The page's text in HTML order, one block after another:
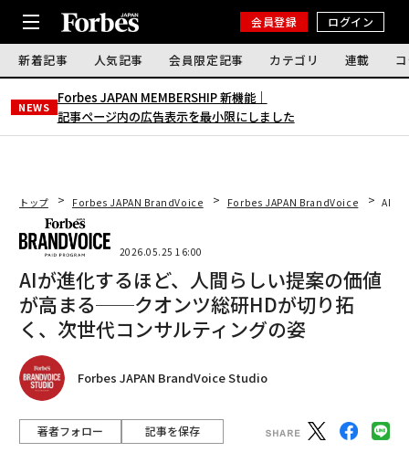
会員登録 ログイン
新着記事 人気記事 会員限定記事 カテゴリ 連載
NEWS
Forbes JAPAN MEMBERSHIP 新機能｜
記事ページ内の広告表示を最小限にしました
トップ Forbes JAPAN BrandVoice Forbes JAPAN BrandVoice AIが
2026.05.25 16:00
AIが進化するほど、人間らしい提案の価値
が高まる──クオンツ総研HDが切り拓
く、次世代コンサルティングの姿
Forbes JAPAN BrandVoice Studio
著者フォロー 記事を保存